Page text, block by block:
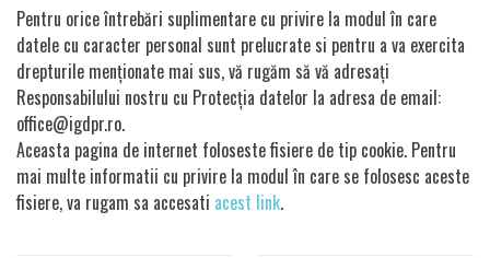
Pentru orice întrebări suplimentare cu privire la modul în care
datele cu caracter personal sunt prelucrate si pentru a va exercita
drepturile menționate mai sus, vă rugăm să vă adresați
Responsabilului nostru cu Protecția datelor la adresa de email:
office@igdpr.ro.
Aceasta pagina de internet foloseste fisiere de tip cookie. Pentru
mai multe informatii cu privire la modul în care se folosesc aceste
fisiere, va rugam sa accesati acest link.